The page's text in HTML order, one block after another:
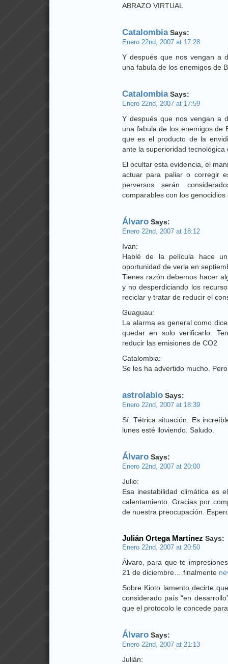
ABRAZO VIRTUAL
CatalombiaSays:
Enero 22nd, 2007 at 17:28
Y después que nos vengan a
una fabula de los enemigos de
CatalombiaSays:
Enero 22nd, 2007 at 17:59
Y después que nos vengan a
una fabula de los enemigos de
que es el producto de la
ante la superioridad
El ocultar esta evidencia, el
actuar para paliar o corregir
perversos serán
comparables con los genocidios
Álvaro Says:
Enero 22nd, 2007 at 18:12
Ivan:
Hablé de la película hace
oportunidad de verla en
Tienes razón debemos hacer
y no desperdiciando los
reciclar y tratar de reducir el
Guaguau:
La alarma es general como
quedar en solo verificarlo.
reducir las emisiones de CO2
Catalombia:
Se les ha advertido mucho.
astrolabio Says:
Enero 22nd, 2007 at 18:39
Sí. Tétrica situación. Es
lunes esté lloviendo. Saludo.
Álvaro Says:
Enero 22nd, 2007 at 20:00
Julio:
Esa inestabilidad climática es
calentamiento. Gracias por
de nuestra preocupación.
Julián Ortega Martínez Says:
Enero 22nd, 2007 at 20:50
Álvaro, para que te
21 de diciembre… finalmente
Sobre Kioto lamento decirte
considerado país “en
que el protocolo le concede
Álvaro Says:
Enero 22nd, 2007 at 21:13
Julián: